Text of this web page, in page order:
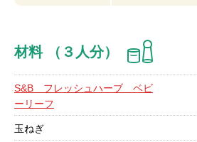
材料 （３人分）
S&B フレッシュハーブ ベビ
ーリーフ
玉ねぎ